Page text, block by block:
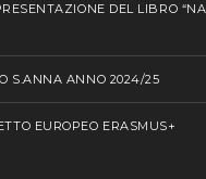
DEL LIBRO
S.ANNA ANNO 2024/25
EUROPEO ERASMUS+